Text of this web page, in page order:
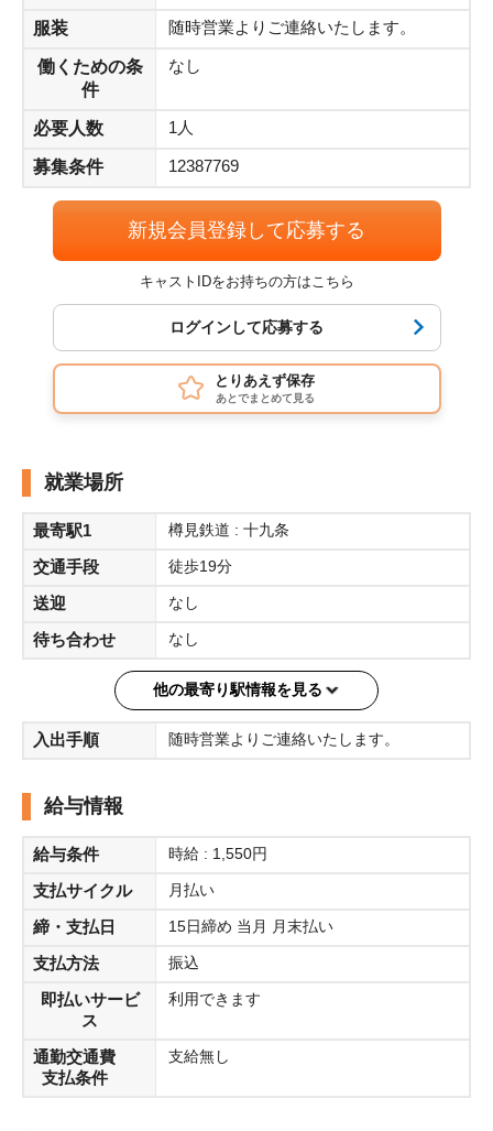
【就業時間】
② 18:00 - 3:00 (休憩 1:00）
【シフト】
週5のみ
月･火･水･木･金･祝
【時給】
※即払いサービス利用可能！
服装 随時営業よりご連絡いたします。
働くための条
件
なし
必要人数 1人
募集条件 12387769
新規会員登録して応募する
キャストIDをお持ちの方はこちら
ログインして応募する
とりあえず保存
あとでまとめて見る
就業場所
最寄駅1 樽見鉄道 : 十九条
交通手段 徒歩19分
送迎 なし
待ち合わせ なし
他の最寄り駅情報を見る
入出手順 随時営業よりご連絡いたします。
給与情報
給与条件 時給 : 1,550円
支払サイクル 月払い
締・支払日 15日締め 当月 月末払い
支払方法 振込
即払いサービ
ス
利用できます
通勤交通費
支払条件
支給無し